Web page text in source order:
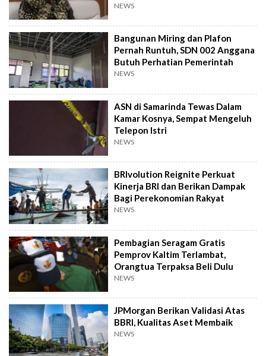
NEWS
Bangunan Miring dan Plafon
Pernah Runtuh, SDN 002 Anggana
Butuh Perhatian Pemerintah
NEWS
ASN di Samarinda Tewas Dalam
Kamar Kosnya, Sempat Mengeluh
Telepon Istri
NEWS
BRIvolution Reignite Perkuat
Kinerja BRI dan Berikan Dampak
Bagi Perekonomian Rakyat
NEWS
Pembagian Seragam Gratis
Pemprov Kaltim Terlambat,
Orangtua Terpaksa Beli Dulu
NEWS
JPMorgan Berikan Validasi Atas
BBRI, Kualitas Aset Membaik
NEWS